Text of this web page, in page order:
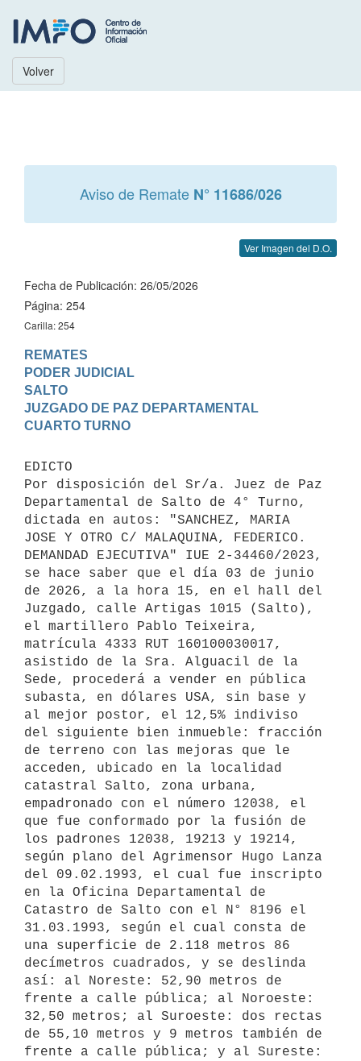
Volver
Aviso de Remate N° 11686/026
Ver Imagen del D.O.
Fecha de Publicación: 26/05/2026
Página: 254
Carilla: 254
REMATES
PODER JUDICIAL
SALTO
JUZGADO DE PAZ DEPARTAMENTAL
EDICTO
Por disposición del Sr/a. Juez de Paz
Departamental de Salto de 4° Turno,
dictada en autos: "SANCHEZ, MARIA
JOSE Y OTRO C/ MALAQUINA, FEDERICO.
DEMANDAD EJECUTIVA" IUE 2-34460/2023,
se hace saber que el día 03 de junio
de 2026, a la hora 15, en el hall del
Juzgado, calle Artigas 1015 (Salto),
el martillero Pablo Teixeira,
matrícula 4333 RUT 160100030017,
asistido de la Sra. Alguacil de la
Sede, procederá a vender en pública
subasta, en dólares USA, sin base y
al mejor postor, el 12,5% indiviso
del siguiente bien inmueble: fracción
de terreno con las mejoras que le
acceden, ubicado en la localidad
catastral Salto, zona urbana,
empadronado con el número 12038, el
que fue conformado por la fusión de
los padrones 12038, 19213 y 19214,
según plano del Agrimensor Hugo Lanza
del 09.02.1993, el cual fue inscripto
en la Oficina Departamental de
Catastro de Salto con el N° 8196 el
31.03.1993, según el cual consta de
una superficie de 2.118 metros 86
decímetros cuadrados, y se deslinda
así: al Noreste: 52,90 metros de
frente a calle pública; al Noroeste:
32,50 metros; al Suroeste: dos rectas
de 55,10 metros y 9 metros también de
frente a calle pública; y al Sureste: